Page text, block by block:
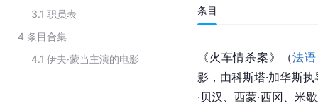
3.1 职员表
4 条目合集
4.1 伊夫·蒙当主演的电影
条目
《火车情杀案》（法语
影，由科斯塔·加华斯
·贝汉、西蒙·西冈、米